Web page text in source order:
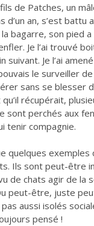
de Patches, un
d’un an, s’est battu
la bagarre, son pied
Je l’ai trouvé
suivant. Je l’ai
le surveiller
sans se blesser
récupérait,
sont perchés aux
tenir compagnie.
quelques exemples
Ils sont peut-être
de chats agir de la
peut-être, juste
aussi isolés
pensé !